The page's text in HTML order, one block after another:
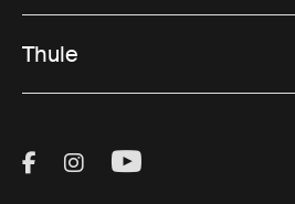
Thule
Visit Thule on Facebook
Visit Thule on
Visit Thule on